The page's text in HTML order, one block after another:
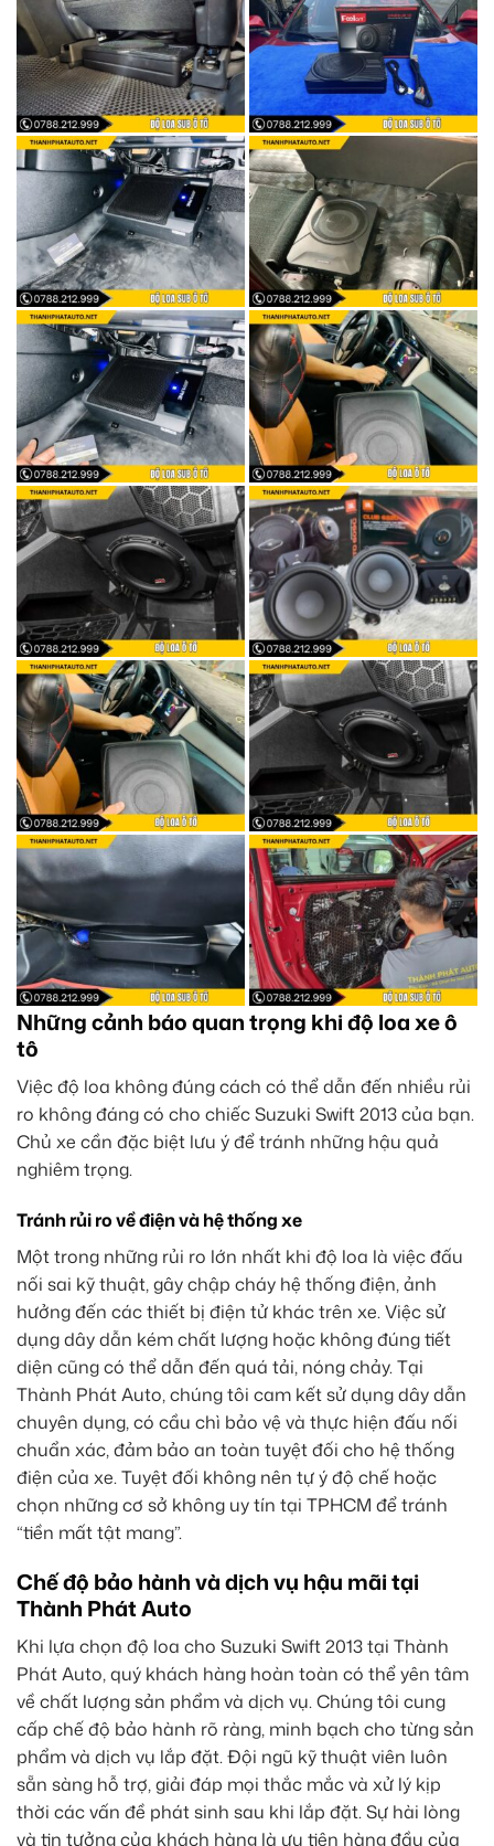
Những cảnh báo quan trọng khi độ loa xe ô
tô
Việc độ loa không đúng cách có thể dẫn đến nhiều rủi
ro không đáng có cho chiếc Suzuki Swift 2013 của bạn.
Chủ xe cần đặc biệt lưu ý để tránh những hậu quả
nghiêm trọng.
Tránh rủi ro về điện và hệ thống xe
Một trong những rủi ro lớn nhất khi độ loa là việc đấu
nối sai kỹ thuật, gây chập cháy hệ thống điện, ảnh
hưởng đến các thiết bị điện tử khác trên xe. Việc sử
dụng dây dẫn kém chất lượng hoặc không đúng tiết
diện cũng có thể dẫn đến quá tải, nóng chảy. Tại
Thành Phát Auto, chúng tôi cam kết sử dụng dây dẫn
chuyên dụng, có cầu chì bảo vệ và thực hiện đấu nối
chuẩn xác, đảm bảo an toàn tuyệt đối cho hệ thống
điện của xe. Tuyệt đối không nên tự ý độ chế hoặc
chọn những cơ sở không uy tín tại TPHCM để tránh
“tiền mất tật mang”.
Chế độ bảo hành và dịch vụ hậu mãi tại
Thành Phát Auto
Khi lựa chọn độ loa cho Suzuki Swift 2013 tại Thành
Phát Auto, quý khách hàng hoàn toàn có thể yên tâm
về chất lượng sản phẩm và dịch vụ. Chúng tôi cung
cấp chế độ bảo hành rõ ràng, minh bạch cho từng sản
phẩm và dịch vụ lắp đặt. Đội ngũ kỹ thuật viên luôn
sẵn sàng hỗ trợ, giải đáp mọi thắc mắc và xử lý kịp
thời các vấn đề phát sinh sau khi lắp đặt. Sự hài lòng
và tin tưởng của khách hàng là ưu tiên hàng đầu của